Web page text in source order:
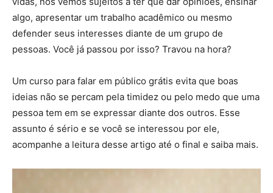
algo, apresentar um trabalho acadêmico ou mesmo
defender seus interesses diante de um grupo de
pessoas. Você já passou por isso? Travou na hora?
Um curso para falar em público grátis evita que boas
ideias não se percam pela timidez ou pelo medo que uma
pessoa tem em se expressar diante dos outros. Esse
assunto é sério e se você se interessou por ele,
acompanhe a leitura desse artigo até o final e saiba mais.